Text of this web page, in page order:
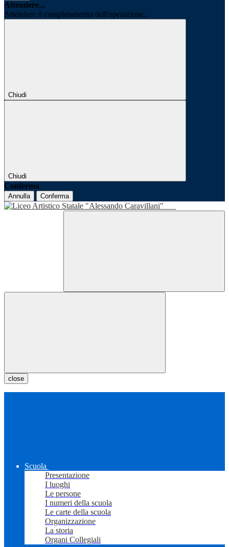
Attendere...
Attendere il completamento dell'operazione...
Chiudi
Chiudi
Conferma
Annulla Conferma
close
Scuola
Presentazione
I luoghi
Le persone
I numeri della scuola
Le carte della scuola
Organizzazione
La storia
Organi Collegiali